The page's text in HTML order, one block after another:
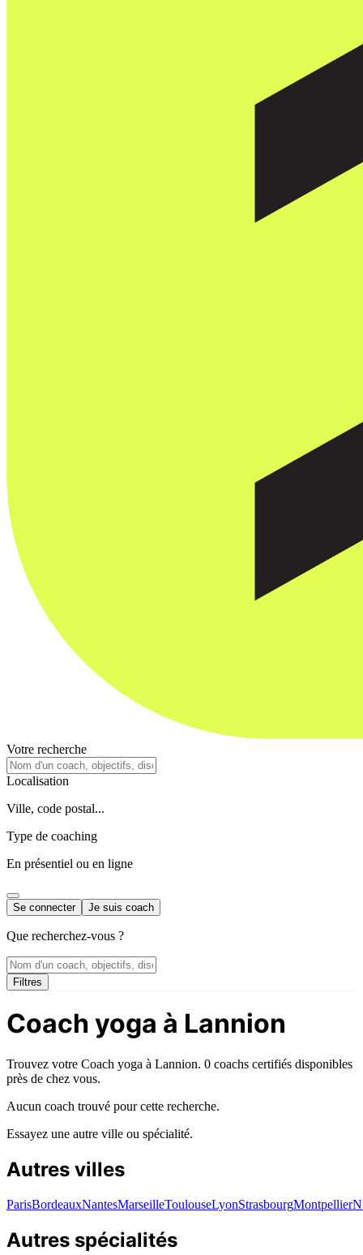
Votre recherche
Localisation
Ville, code postal...
Type de coaching
En présentiel ou en ligne
Se connecter Je suis coach
Que recherchez-vous ?
Filtres
Coach yoga à Lannion
Trouvez votre Coach yoga à Lannion. 0 coachs certifiés disponibles
près de chez vous.
Aucun coach trouvé pour cette recherche.
Essayez une autre ville ou spécialité.
Autres villes
ParisBordeauxNantesMarseilleToulouseLyonStrasbourgMontpellier
Autres spécialités